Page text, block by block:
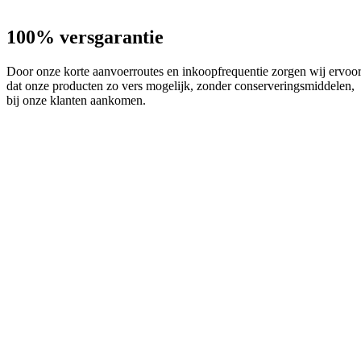
100% versgarantie
Door onze korte aanvoerroutes en inkoopfrequentie zorgen wij ervoor
dat onze producten zo vers mogelijk, zonder conserveringsmiddelen,
bij onze klanten aankomen.